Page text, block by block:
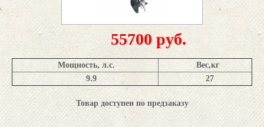
55700 руб.
Мощность, л.с. Вес,кг
9.9
27
Товар доступен по предзаказу